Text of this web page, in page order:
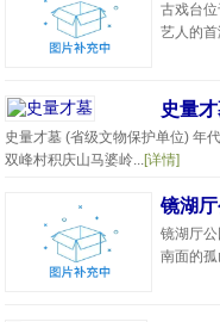
古戏台
艺人的
史量
史量才墓 (省级文物保护单位) 年
双峰村积庆山马婆岭...[详情]
镜湖厅
镜湖厅
南面的